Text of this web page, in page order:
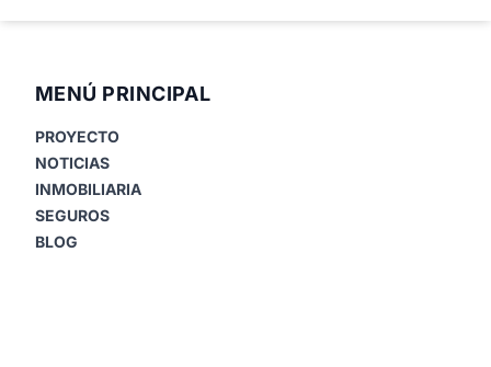
MENÚ PRINCIPAL
PROYECTO
NOTICIAS
INMOBILIARIA
SEGUROS
BLOG